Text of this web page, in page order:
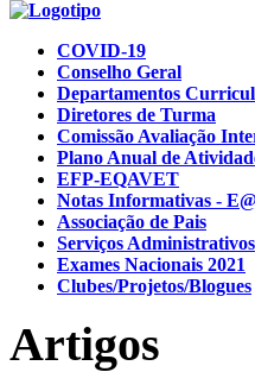
COVID-19
Conselho Geral
Departamentos
Diretores de Turma
Comissão Avaliação
Plano Anual de
EFP-EQAVET
Notas Informativas -
Associação de Pais
Serviços Administrativos
Exames Nacionais 2021
Clubes/Projetos/Blogues
Artigos